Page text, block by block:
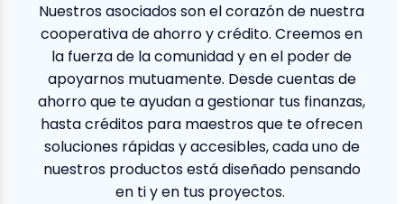
Nuestros asociados son el corazón de nuestra
cooperativa de ahorro y crédito. Creemos en
la fuerza de la comunidad y en el poder de
apoyarnos mutuamente. Desde cuentas de
ahorro que te ayudan a gestionar tus finanzas,
hasta créditos para maestros que te ofrecen
soluciones rápidas y accesibles, cada uno de
nuestros productos está diseñado pensando
en ti y en tus proyectos.